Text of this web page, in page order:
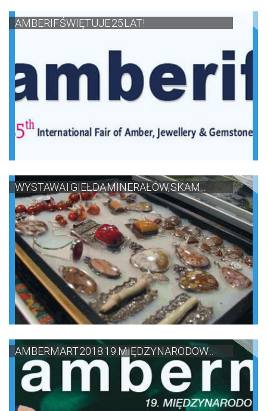
AMBERIF ŚWIĘTUJE 25 LAT!
WYSTAWA I GIEŁDA MINERAŁÓW, SKAM...
AMBERMART 2018 19.MIĘDZYNARODOW...